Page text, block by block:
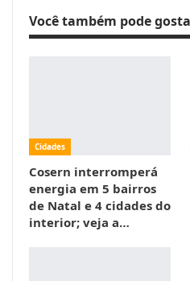
Você também pode
Cidades
Cosern interromperá
energia em 5 bairros
de Natal e 4 cidades do
interior; veja a…